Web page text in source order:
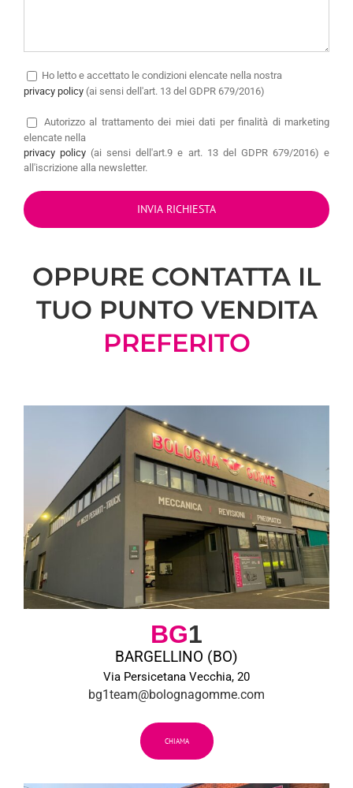
Ho letto e accettato le condizioni elencate nella nostra
privacy policy (ai sensi dell'art. 13 del GDPR 679/2016)
Autorizzo al trattamento dei miei dati per finalità di marketing
elencate nella
privacy policy (ai sensi dell'art.9 e art. 13 del GDPR 679/2016) e
all'iscrizione alla newsletter.
OPPURE CONTATTA IL
TUO PUNTO VENDITA
PREFERITO
BG1
BARGELLINO (BO)
Via Persicetana Vecchia, 20
bg1team@bolognagomme.com
CHIAMA